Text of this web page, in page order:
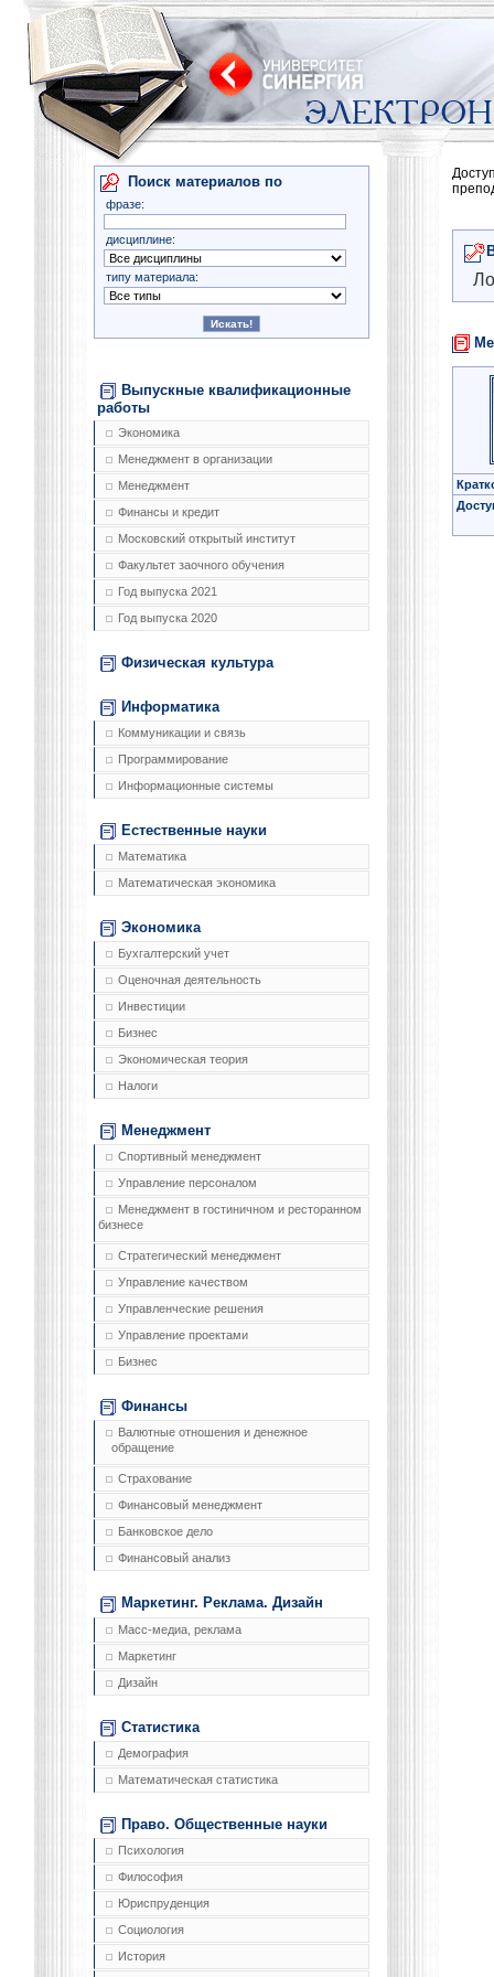
Поиск материалов по
фразе:
дисциплине:
типу материала:
Выпускные квалификационные
работы
Экономика
Менеджмент в организации
Менеджмент
Финансы и кредит
Московский открытый институт
Факультет заочного обучения
Год выпуска 2021
Год выпуска 2020
Физическая культура
Информатика
Коммуникации и связь
Программирование
Информационные системы
Естественные науки
Математика
Математическая экономика
Экономика
Бухгалтерский учет
Оценочная деятельность
Инвестиции
Бизнес
Экономическая теория
Налоги
Менеджмент
Спортивный менеджмент
Управление персоналом
Менеджмент в гостиничном и ресторанном
бизнесе
Стратегический менеджмент
Управление качеством
Управленческие решения
Управление проектами
Бизнес
Финансы
Валютные отношения и денежное
обращение
Страхование
Финансовый менеджмент
Банковское дело
Финансовый анализ
Маркетинг. Реклама. Дизайн
Масс-медиа, реклама
Маркетинг
Дизайн
Статистика
Демография
Математическая статистика
Право. Общественные науки
Психология
Философия
Юриспруденция
Социология
История